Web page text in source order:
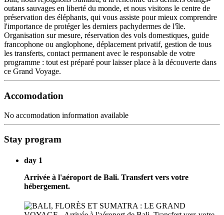
outans sauvages en liberté du monde, et nous visitons le centre de
préservation des éléphants, qui vous assiste pour mieux comprendre
l'importance de protéger les derniers pachydermes de l'île.
Organisation sur mesure, réservation des vols domestiques, guide
francophone ou anglophone, déplacement privatif, gestion de tous
les transferts, contact permanent avec le responsable de votre
programme : tout est préparé pour laisser place à la découverte dans
ce Grand Voyage.
Accomodation
No accomodation information available
Stay program
day 1
Arrivée à l'aéroport de Bali. Transfert vers votre
hébergement.